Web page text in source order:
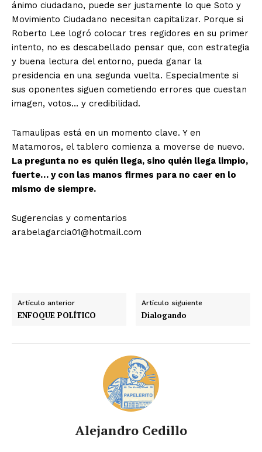
ánimo ciudadano, puede ser justamente lo que Soto y
Movimiento Ciudadano necesitan capitalizar. Porque si
Roberto Lee logró colocar tres regidores en su primer
intento, no es descabellado pensar que, con estrategia
y buena lectura del entorno, pueda ganar la
presidencia en una segunda vuelta. Especialmente si
sus oponentes siguen cometiendo errores que cuestan
imagen, votos… y credibilidad.
Tamaulipas está en un momento clave. Y en
Matamoros, el tablero comienza a moverse de nuevo.
La pregunta no es quién llega, sino quién llega limpio,
fuerte… y con las manos firmes para no caer en lo
mismo de siempre.
Sugerencias y comentarios
arabelagarcia01@hotmail.com
Artículo anterior
ENFOQUE POLÍTICO
Artículo siguiente
Dialogando
Alejandro Cedillo